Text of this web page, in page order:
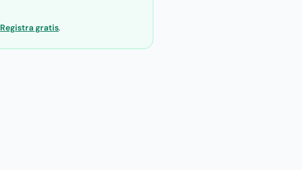
Registra gratis.